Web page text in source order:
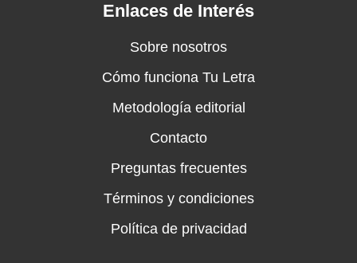
Enlaces de Interés
Sobre nosotros
Cómo funciona Tu Letra
Metodología editorial
Contacto
Preguntas frecuentes
Términos y condiciones
Política de privacidad